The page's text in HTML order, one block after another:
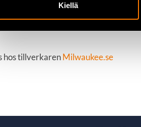
Kiellä
hos tillverkarenMilwaukee.se